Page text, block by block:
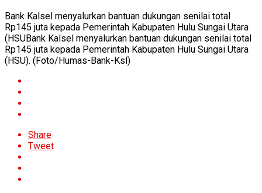
Bank Kalsel menyalurkan bantuan dukungan senilai total
Rp145 juta kepada Pemerintah Kabupaten Hulu Sungai Utara
(HSUBank Kalsel menyalurkan bantuan dukungan senilai total
Rp145 juta kepada Pemerintah Kabupaten Hulu Sungai Utara
(HSU). (Foto/Humas-Bank-Ksl)
Share
Tweet